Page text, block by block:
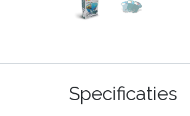
Specificaties